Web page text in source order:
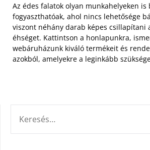
Az édes falatok olyan munkahelyeken is
fogyaszthatóak, ahol nincs lehetősége
viszont néhány darab képes csillapítani
éhséget. Kattintson a honlapunkra,
webáruházunk kiváló termékeit és
azokból, amelyekre a leginkább